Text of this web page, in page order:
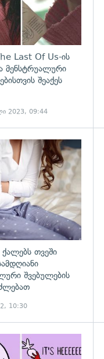
Last Of Us-ის
მენსტრუალური
შეაქეს
2023, 09:44
ქალებს თვეში
შვებულების
10:30